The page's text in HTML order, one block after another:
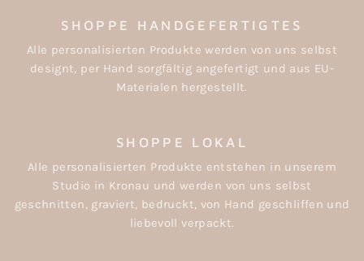
SHOPPE HANDGEFERTIGTES
Alle personalisierten Produkte werden von uns selbst
designt, per Hand sorgfältig angefertigt und aus EU-
Materialen hergestellt.
SHOPPE LOKAL
Alle personalisierten Produkte entstehen in unserem
Studio in Kronau und werden von uns selbst
geschnitten, graviert, bedruckt, von Hand geschliffen und
liebevoll verpackt.